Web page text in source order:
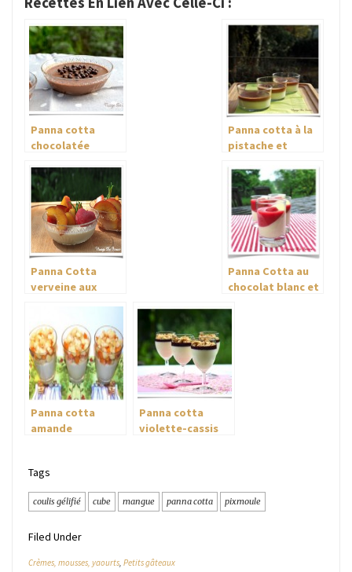
Panna cotta
chocolatée
Panna cotta à la
pistache et
chocolat
Panna Cotta
verveine aux
fraises
Panna Cotta au
chocolat blanc et
Panna cotta
amande
Panna cotta
violette-cassis
Tags
coulis gélifié cube mangue panna cotta pixmoule
Filed Under
Crèmes, mousses, yaourts, Petits gâteaux